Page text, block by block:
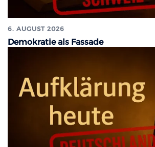
6. AUGUST 2026
Demokratie als Fassade